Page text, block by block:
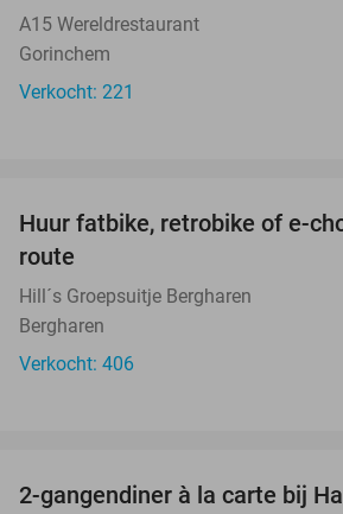
A15 Wereldrestaurant
Gorinchem
Verkocht: 221
Huur fatbike, retrobike of e-
route
Hill´s Groepsuitje Bergharen
Bergharen
Verkocht: 406
2-gangendiner à la carte bij